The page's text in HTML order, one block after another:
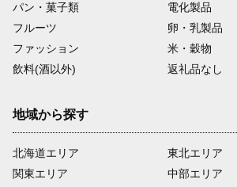
パン・菓子類
電化製品
フルーツ
卵・乳製品
ファッション
米・穀物
飲料(酒以外)
返礼品なし
地域から探す
北海道エリア
関東エリア
東北エリア
中部エリア